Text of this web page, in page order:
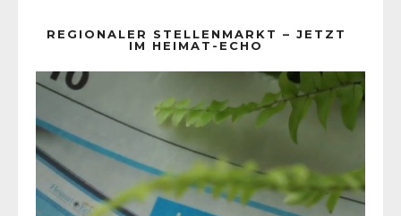
REGIONALER STELLENMARKT – JETZT
IM HEIMAT-ECHO
Player